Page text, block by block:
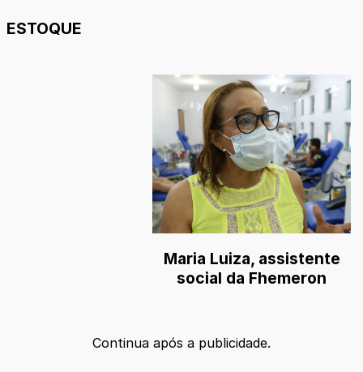
ESTOQUE
Maria Luiza, assistente
social da Fhemeron
Continua após a publicidade.